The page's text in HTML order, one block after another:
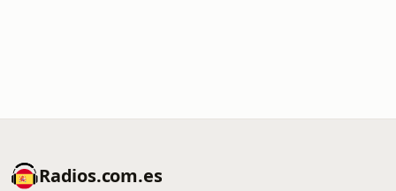
Radios.com.es